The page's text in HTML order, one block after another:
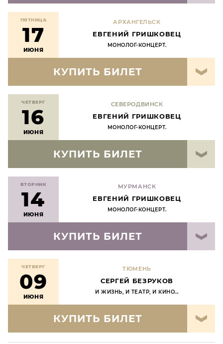
ПЯТНИЦА
17
ИЮНЯ
АРХАНГЕЛЬСК
ЕВГЕНИЙ ГРИШКОВЕЦ
МОНОЛОГ-КОНЦЕРТ.
КУПИТЬ БИЛЕТ
ЧЕТВЕРГ
16
ИЮНЯ
СЕВЕРОДВИНСК
ЕВГЕНИЙ ГРИШКОВЕЦ
МОНОЛОГ-КОНЦЕРТ.
КУПИТЬ БИЛЕТ
ВТОРНИК
14
ИЮНЯ
МУРМАНСК
ЕВГЕНИЙ ГРИШКОВЕЦ
МОНОЛОГ-КОНЦЕРТ.
КУПИТЬ БИЛЕТ
ЧЕТВЕРГ
09
ИЮНЯ
ТЮМЕНЬ
СЕРГЕЙ БЕЗРУКОВ
И ЖИЗНЬ, И ТЕАТР, И КИНО...
КУПИТЬ БИЛЕТ